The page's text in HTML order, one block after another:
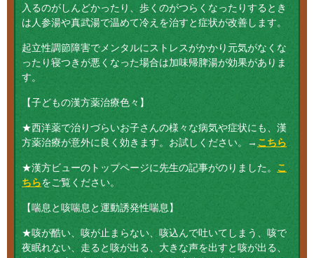
入るのがしんどかったり、歩くのがつらくなったりするとき
は人参湯や真武湯で温めて冷えを治すと症状が改善します。
起立性調節障害でメンタルにストレスがかかり元気がなくな
ったり寝つきが悪くなった場合は加味帰脾湯が効果がありま
す。
【子どもの漢方薬治療色々】
★西洋薬で治りづらいお子さんの様々な病気や症状にも、漢
方薬治療が意外に良く効きます。お試しください。→ こちら
★漢方ビューのトップページに先生の記事がのりました。 こ
ちらをご覧ください。
【喘息と咳喘息と運動誘発性喘息】
★咳が酷い、咳が止まらない、咳込んで吐いてしまう、咳で
夜眠れない、走ると咳が出る、大きな声を出すと咳が出る、